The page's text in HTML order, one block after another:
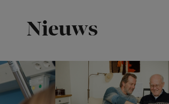
Nieuws